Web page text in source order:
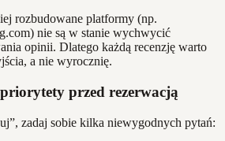
rozbudowane platformy (np.
nie są w stanie wychwycić
opinii. Dlatego każdą recenzję warto
a nie wyrocznię.
przed rezerwacją
zadaj sobie kilka niewygodnych pytań: